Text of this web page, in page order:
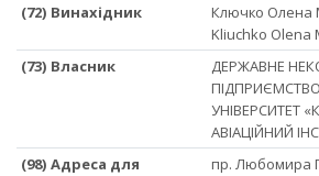
(72) Винахідник
Ключко Олена
Kliuchko Olena
(73) Власник
ДЕРЖАВНЕ
УНІВЕРСИТЕТ
АВІАЦІЙНИЙ
(98) Адреса для
пр. Любомира